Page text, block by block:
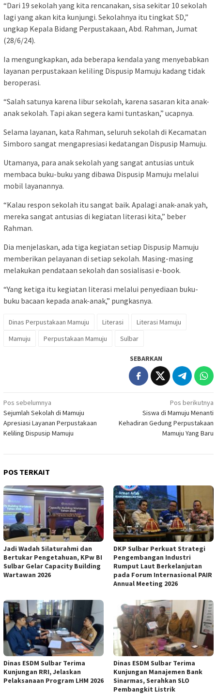
“Dari 19 sekolah yang kita rencanakan, sisa sekitar 10 sekolah
lagi yang akan kita kunjungi. Sekolahnya itu tingkat SD,”
ungkap Kepala Bidang Perpustakaan, Abd. Rahman, Jumat
(28/6/24).
Ia mengungkapkan, ada beberapa kendala yang menyebabkan
layanan perpustakaan keliling Dispusip Mamuju kadang tidak
beroperasi.
“Salah satunya karena libur sekolah, karena sasaran kita anak-
anak sekolah. Tapi akan segera kami tuntaskan,” ucapnya.
Selama layanan, kata Rahman, seluruh sekolah di Kecamatan
Simboro sangat mengapresiasi kedatangan Dispusip Mamuju.
Utamanya, para anak sekolah yang sangat antusias untuk
membaca buku-buku yang dibawa Dispusip Mamuju melalui
mobil layanannya.
“Kalau respon sekolah itu sangat baik. Apalagi anak-anak yah,
mereka sangat antusias di kegiatan literasi kita,” beber
Rahman.
Dia menjelaskan, ada tiga kegiatan setiap Dispusip Mamuju
memberikan pelayanan di setiap sekolah. Masing-masing
melakukan pendataan sekolah dan sosialisasi e-book.
“Yang ketiga itu kegiatan literasi melalui penyediaan buku-
buku bacaan kepada anak-anak,” pungkasnya.
Dinas Perpustakaan Mamuju Literasi
Literasi Mamuju
Mamuju
Perpustakaan Mamuju Sulbar
SEBARKAN
Navigasi
pos
Pos sebelumnya
Sejumlah Sekolah di Mamuju
Apresiasi Layanan Perpustakaan
Keliling Dispusip Mamuju
Pos berikutnya
Siswa di Mamuju Menanti
Kehadiran Gedung Perpustakaan
Mamuju Yang Baru
POS TERKAIT
Jadi Wadah Silaturahmi dan
Bertukar Pengetahuan, KPw BI
Sulbar Gelar Capacity Building
Wartawan 2026
DKP Sulbar Perkuat Strategi
Pengembangan Industri
Rumput Laut Berkelanjutan
pada Forum Internasional PAIR
Annual Meeting 2026
Dinas ESDM Sulbar Terima
Kunjungan RRI, Jelaskan
Pelaksanaan Program LHM 2026
Dinas ESDM Sulbar Terima
Kunjungan Manajemen Bank
Sinarmas, Serahkan SLO
Pembangkit Listrik